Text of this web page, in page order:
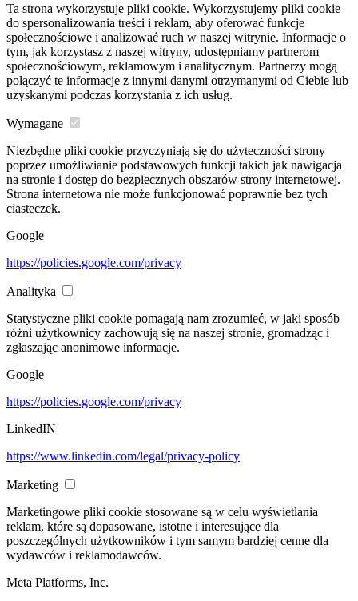
Ta strona wykorzystuje pliki cookie. Wykorzystujemy pliki cookie
do spersonalizowania treści i reklam, aby oferować funkcje
społecznościowe i analizować ruch w naszej witrynie. Informacje o
tym, jak korzystasz z naszej witryny, udostępniamy partnerom
społecznościowym, reklamowym i analitycznym. Partnerzy mogą
połączyć te informacje z innymi danymi otrzymanymi od Ciebie lub
uzyskanymi podczas korzystania z ich usług.
Wymagane
Niezbędne pliki cookie przyczyniają się do użyteczności strony
poprzez umożliwianie podstawowych funkcji takich jak nawigacja
na stronie i dostęp do bezpiecznych obszarów strony internetowej.
Strona internetowa nie może funkcjonować poprawnie bez tych
ciasteczek.
Google
https://policies.google.com/privacy
Analityka
Statystyczne pliki cookie pomagają nam zrozumieć, w jaki sposób
różni użytkownicy zachowują się na naszej stronie, gromadząc i
zgłaszając anonimowe informacje.
Google
https://policies.google.com/privacy
LinkedIN
https://www.linkedin.com/legal/privacy-policy
Marketing
Marketingowe pliki cookie stosowane są w celu wyświetlania
reklam, które są dopasowane, istotne i interesujące dla
poszczególnych użytkowników i tym samym bardziej cenne dla
wydawców i reklamodawców.
Meta Platforms, Inc.